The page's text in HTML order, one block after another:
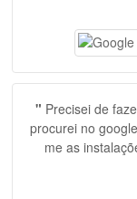
" Precisei de
procurei no
me as